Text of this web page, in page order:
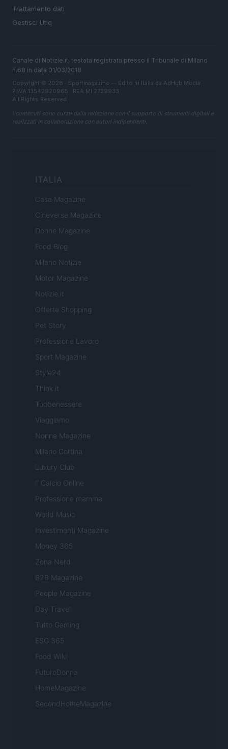
Trattamento dati
Gestisci Utiq
Canale di Notizie.it, testata registrata presso il Tribunale di Milano
n.68 in data 01/03/2018
Copyright © 2026 · Sportmagazine — Edito in Italia da AdHub Media
P.IVA 13542920965 · REA MI 2729933
All Rights Reserved
I contenuti sono curati dalla redazione con il supporto di strumenti digitali e
realizzati in collaborazione con autori indipendenti.
ITALIA
Casa Magazine
Cineverse Magazine
Donne Magazine
Food Blog
Milano Notizie
Motor Magazine
Notizie.it
Offerte Shopping
Pet Story
Professione Lavoro
Sport Magazine
Style24
Think.it
Tuobenessere
Viaggiamo
Nonne Magazine
Milano Cortina
Luxury Club
Il Calcio Online
Professione mamma
World Music
Investimenti Magazine
Money 365
Zona Nerd
B2B Magazine
People Magazine
Day Travel
Tutto Gaming
ESG 365
Food Wiki
FuturoDonna
HomeMagazine
SecondHomeMagazine